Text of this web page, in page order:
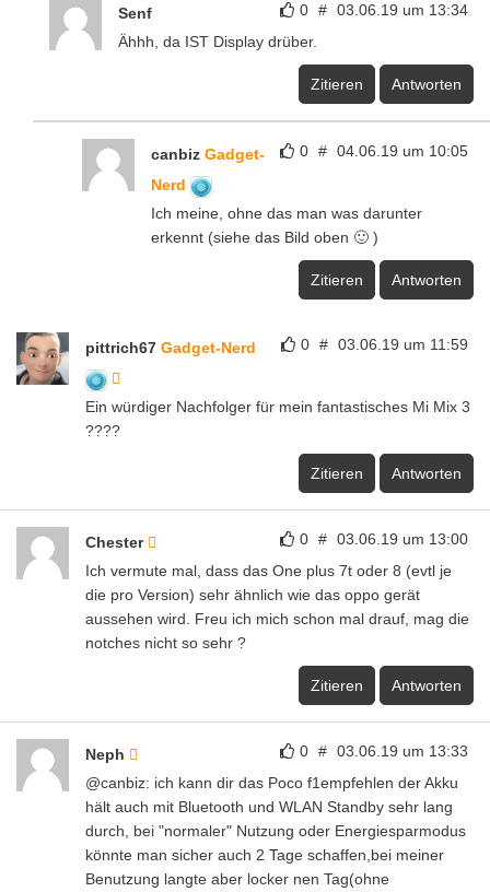
0 # 03.06.19 um 13:34
Senf
Ähhh, da IST Display drüber.
Zitieren Antworten
0 # 04.06.19 um 10:05
canbiz Gadget-
Nerd
Ich meine, ohne das man was darunter
erkennt (siehe das Bild oben 🙂 )
Zitieren Antworten
0 # 03.06.19 um 11:59
pittrich67 Gadget-Nerd
Ein würdiger Nachfolger für mein fantastisches Mi Mix 3
????
Zitieren Antworten
0 # 03.06.19 um 13:00
Chester
Ich vermute mal, dass das One plus 7t oder 8 (evtl je
die pro Version) sehr ähnlich wie das oppo gerät
aussehen wird. Freu ich mich schon mal drauf, mag die
notches nicht so sehr ?
Zitieren Antworten
0 # 03.06.19 um 13:33
Neph
@canbiz: ich kann dir das Poco f1empfehlen der Akku
hält auch mit Bluetooth und WLAN Standby sehr lang
durch, bei "normaler" Nutzung oder Energiesparmodus
könnte man sicher auch 2 Tage schaffen,bei meiner
Benutzung langte aber locker nen Tag(ohne